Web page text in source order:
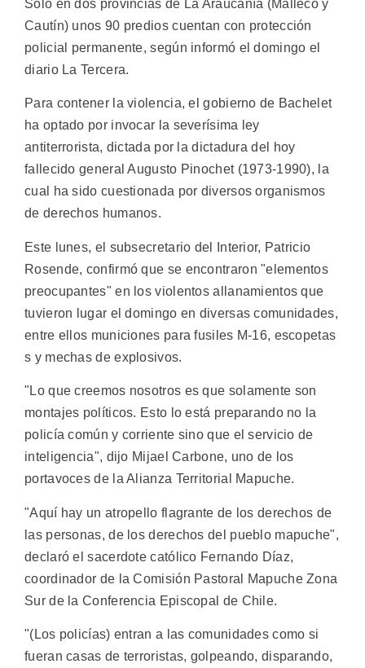
Sólo en dos provincias de La Araucanía (Malleco y
Cautín) unos 90 predios cuentan con protección
policial permanente, según informó el domingo el
diario La Tercera.
Para contener la violencia, el gobierno de Bachelet
ha optado por invocar la severísima ley
antiterrorista, dictada por la dictadura del hoy
fallecido general Augusto Pinochet (1973-1990), la
cual ha sido cuestionada por diversos organismos
de derechos humanos.
Este lunes, el subsecretario del Interior, Patricio
Rosende, confirmó que se encontraron "elementos
preocupantes" en los violentos allanamientos que
tuvieron lugar el domingo en diversas comunidades,
entre ellos municiones para fusiles M-16, escopetas
s y mechas de explosivos.
"Lo que creemos nosotros es que solamente son
montajes políticos. Esto lo está preparando no la
policía común y corriente sino que el servicio de
inteligencia", dijo Mijael Carbone, uno de los
portavoces de la Alianza Territorial Mapuche.
"Aquí hay un atropello flagrante de los derechos de
las personas, de los derechos del pueblo mapuche",
declaró el sacerdote católico Fernando Díaz,
coordinador de la Comisión Pastoral Mapuche Zona
Sur de la Conferencia Episcopal de Chile.
"(Los policías) entran a las comunidades como si
fueran casas de terroristas, golpeando, disparando,